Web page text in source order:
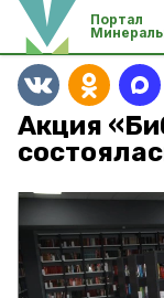
Портал
Акция